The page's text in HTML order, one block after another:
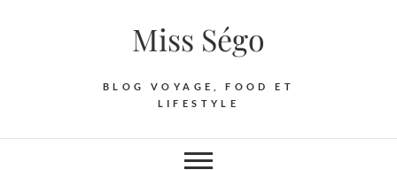
Miss Ségo
BLOG VOYAGE, FOOD ET
LIFESTYLE